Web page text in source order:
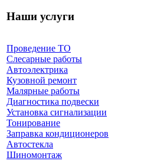
Наши услуги
Проведение ТО
Слесарные работы
Автоэлектрика
Кузовной ремонт
Малярные работы
Диагностика подвески
Установка сигнализации
Тонирование
Заправка кондиционеров
Автостекла
Шиномонтаж